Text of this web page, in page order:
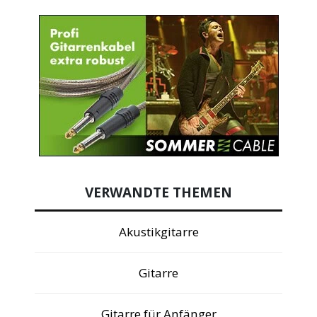
VERWANDTE THEMEN
Akustikgitarre
Gitarre